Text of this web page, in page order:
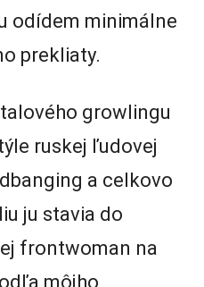
odídem minimálne
prekliaty.
growlingu
ruskej ľudovej
a celkovo
ju stavia do
frontwoman na
môjho